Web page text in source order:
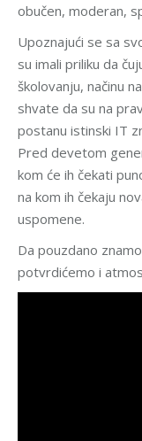
obučen, moderan,
Upoznajući se sa
su imali priliku da
školovanju, načinu
shvate da su na
postanu istinski IT
Pred devetom
kom će ih čekati
na kom ih čekaju
uspomene.
Da pouzdano
potvrdićemo i